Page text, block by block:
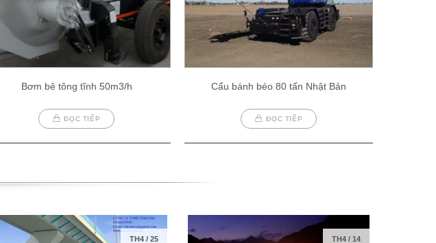
Bơm bê tông tĩnh 50m3/h
ĐỌC TIẾP
Cẩu bánh béo 80 tấn Nhật Bản
ĐỌC TIẾP
TH4 / 25 TH4 / 14